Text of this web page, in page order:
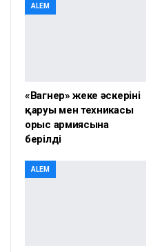
ALEM
«Вагнер» жеке әскерінің
қаруы мен техникасы
орыс армиясына
берілді
ALEM